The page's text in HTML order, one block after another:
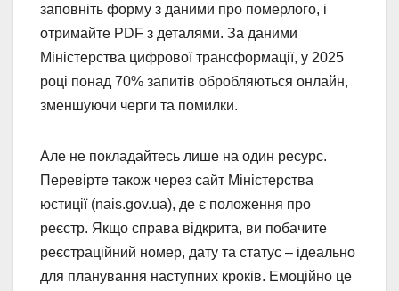
заповніть форму з даними про померлого, і
отримайте PDF з деталями. За даними
Міністерства цифрової трансформації, у 2025
році понад 70% запитів обробляються онлайн,
зменшуючи черги та помилки.
Але не покладайтесь лише на один ресурс.
Перевірте також через сайт Міністерства
юстиції (nais.gov.ua), де є положення про
реєстр. Якщо справа відкрита, ви побачите
реєстраційний номер, дату та статус – ідеально
для планування наступних кроків. Емоційно це